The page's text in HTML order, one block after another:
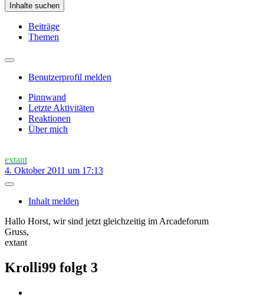
Inhalte suchen
Beiträge
Themen
Benutzerprofil melden
Pinnwand
Letzte Aktivitäten
Reaktionen
Über mich
extant
4. Oktober 2011 um 17:13
Inhalt melden
Hallo Horst, wir sind jetzt gleichzeitig im Arcadeforum
Gruss,
extant
Krolli99 folgt 3